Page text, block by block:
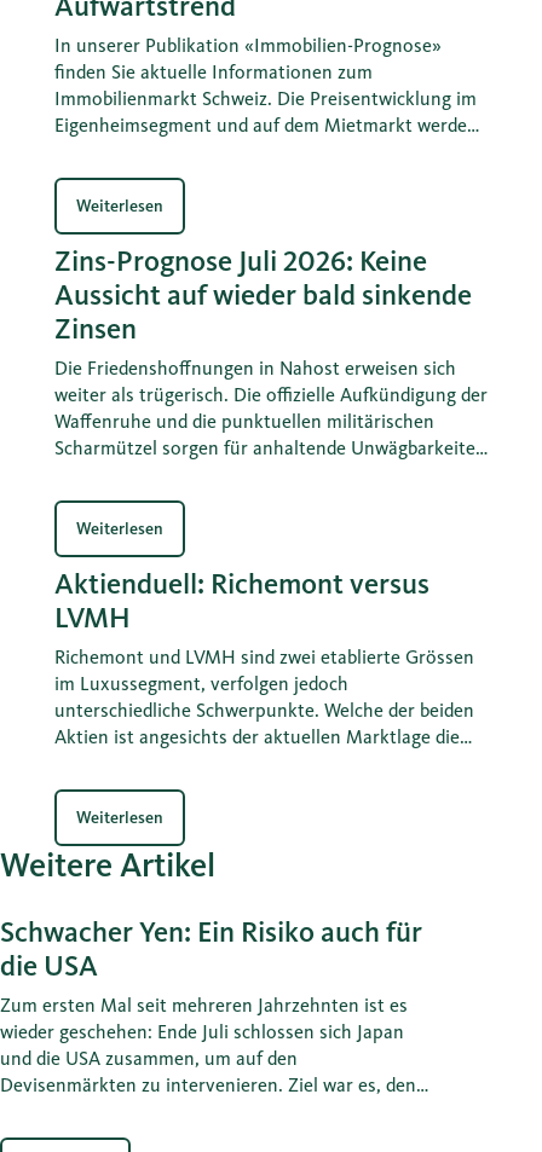
Devisenmärkte bedeutet, erfahren Sie in den
neuesten Konjunkturprognosen der Migros Bank.
In unserer Publikation «Immobilien-Prognose»
finden Sie aktuelle Informationen zum
Immobilienmarkt Schweiz. Die Preisentwicklung im
Eigenheimsegment und auf dem Mietmarkt werden
Weiterlesen
Zins-Prognose Juli 2026: Keine
Aussicht auf wieder bald sinkende
Zinsen
Die Friedenshoffnungen in Nahost erweisen sich
weiter als trügerisch. Die offizielle Aufkündigung der
Waffenruhe und die punktuellen militärischen
Scharmützel sorgen für anhaltende Unwägbarkeiten
Passierbarkeit. Damit bleibt insbesondere für
Länder mit hohen entsprechenden Ölimporten eine
wichtige Wachstumsgrösse anfällig. Diese
Ausgangslage ist vorerst auch für die Zinslandschaft
von prägendem Einfluss.
Weiterlesen
Aktienduell: Richemont versus
LVMH
Richemont und LVMH sind zwei etablierte Grössen
im Luxussegment, verfolgen jedoch
unterschiedliche Schwerpunkte. Welche der beiden
Aktien ist angesichts der aktuellen Marktlage die
Weiterlesen
Weitere Artikel
Schwacher Yen: Ein Risiko auch für
die USA
Zum ersten Mal seit mehreren Jahrzehnten ist es
wieder geschehen: Ende Juli schlossen sich Japan
und die USA zusammen, um auf den
Devisenmärkten zu intervenieren. Ziel war es, den
Diese Massnahme lag auch im Eigeninteresse des